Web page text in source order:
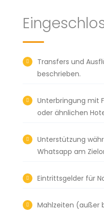
Transfers und
beschrieben.
Unterbringung mit
oder ähnlichen
Unterstützung
Whatsapp am
Eintrittsgelder für
Mahlzeiten (außer